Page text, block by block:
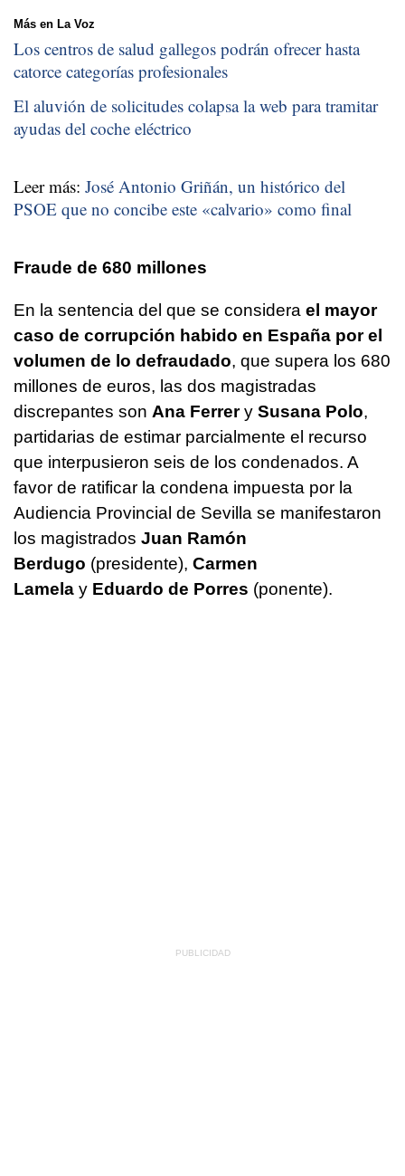
Más en La Voz
Los centros de salud gallegos podrán ofrecer hasta
catorce categorías profesionales
El aluvión de solicitudes colapsa la web para tramitar
ayudas del coche eléctrico
Leer más: José Antonio Griñán, un histórico del
PSOE que no concibe este «calvario» como final
Fraude de 680 millones
En la sentencia del que se considera el mayor
caso de corrupción habido en España por el
volumen de lo defraudado, que supera los 680
millones de euros, las dos magistradas
discrepantes son Ana Ferrery Susana Polo,
partidarias de estimar parcialmente el recurso
que interpusieron seis de los condenados. A
favor de ratificar la condena impuesta por la
Audiencia Provincial de Sevilla se manifestaron
los magistrados Juan Ramón
Berdugo (presidente), Carmen
Lamela y Eduardo de Porres (ponente).